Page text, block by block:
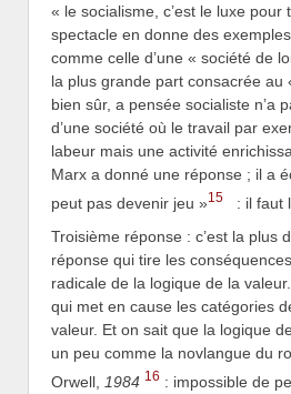
« le socialisme, c’est le luxe pour
spectacle en donne des
comme celle d’une « société de
la plus grande part consacrée au
bien sûr, a pensée socialiste n’a
d’une société où le travail par
labeur mais une activité
Marx a donné une réponse ; il a
peut pas devenir jeu »15 : il faut
Troisième réponse : c’est la plus
réponse qui tire les
radicale de la logique de la
qui met en cause les catégories
valeur. Et on sait que la logique
un peu comme la novlangue du
Orwell,
1984 16 : impossible de